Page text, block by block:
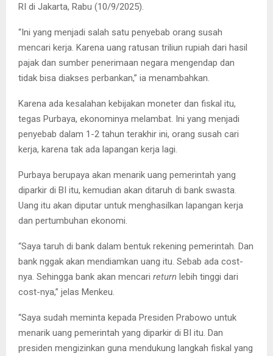
RI di Jakarta, Rabu (10/9/2025).
“Ini yang menjadi salah satu penyebab orang susah
mencari kerja. Karena uang ratusan triliun rupiah dari hasil
pajak dan sumber penerimaan negara mengendap dan
tidak bisa diakses perbankan,” ia menambahkan.
Karena ada kesalahan kebijakan moneter dan fiskal itu,
tegas Purbaya, ekonominya melambat. Ini yang menjadi
penyebab dalam 1-2 tahun terakhir ini, orang susah cari
kerja, karena tak ada lapangan kerja lagi.
Purbaya berupaya akan menarik uang pemerintah yang
diparkir di BI itu, kemudian akan ditaruh di bank swasta.
Uang itu akan diputar untuk menghasilkan lapangan kerja
dan pertumbuhan ekonomi.
“Saya taruh di bank dalam bentuk rekening pemerintah. Dan
bank nggak akan mendiamkan uang itu. Sebab ada cost-
nya. Sehingga bank akan mencari return lebih tinggi dari
cost-nya,” jelas Menkeu.
“Saya sudah meminta kepada Presiden Prabowo untuk
menarik uang pemerintah yang diparkir di BI itu. Dan
presiden mengizinkan guna mendukung langkah fiskal yang